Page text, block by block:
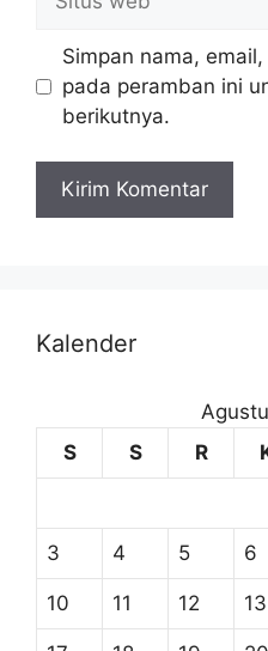
Simpan nama,
pada peramban ini
berikutnya.
Kalender
S
S R
3 4 5 6
10 11 12 13